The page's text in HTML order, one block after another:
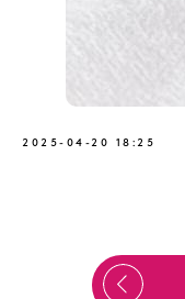
2025-04-20 18:25